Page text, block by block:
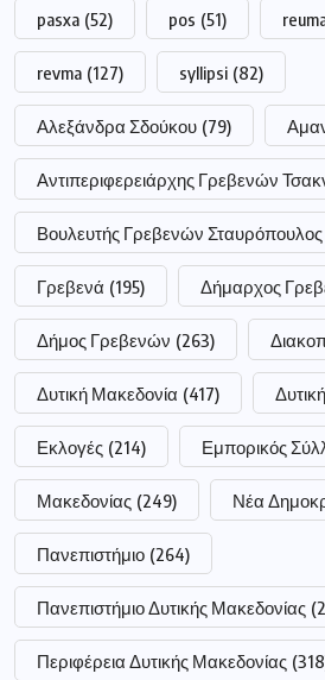
pasxa (52) pos (51)
revma (127) syllipsi (82)
Αλεξάνδρα Σδούκου (79)
Αντιπεριφερειάρχης Γρεβενών
Βουλευτής Γρεβενών Σταυρόπουλος
Γρεβενά (195) Δήμαρχος
Δήμος Γρεβενών (263)
Δυτική Μακεδονία (417)
Εκλογές (214) Εμπορικός
Μακεδονίας (249) Νέα
Πανεπιστήμιο (264)
Πανεπιστήμιο Δυτικής Μακεδονίας
Περιφέρεια Δυτικής Μακεδονίας